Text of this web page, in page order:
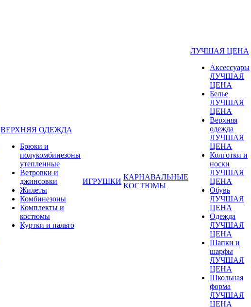
ВЕРХНЯЯ ОДЕЖДА
Брюки и
полукомбинезоны
утепленные
Ветровки и
джинсовки
Жилеты
Комбинезоны
Комплекты и
костюмы
Куртки и пальто
ИГРУШКИ
КАРНАВАЛЬНЫЕ
КОСТЮМЫ
ЛУЧШАЯ ЦЕНА
Аксессуары
ЛУЧШАЯ
ЦЕНА
Белье
ЛУЧШАЯ
ЦЕНА
Верхняя
одежда
ЛУЧШАЯ
ЦЕНА
Колготки и
носки
ЛУЧШАЯ
ЦЕНА
Обувь
ЛУЧШАЯ
ЦЕНА
Одежда
ЛУЧШАЯ
ЦЕНА
Шапки и
шарфы
ЛУЧШАЯ
ЦЕНА
Школьная
форма
ЛУЧШАЯ
ЦЕНА